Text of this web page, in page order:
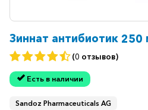
Зиннат антибиотик
(0 отзывов)
Есть в наличии
Sandoz Pharmaceuticals AG